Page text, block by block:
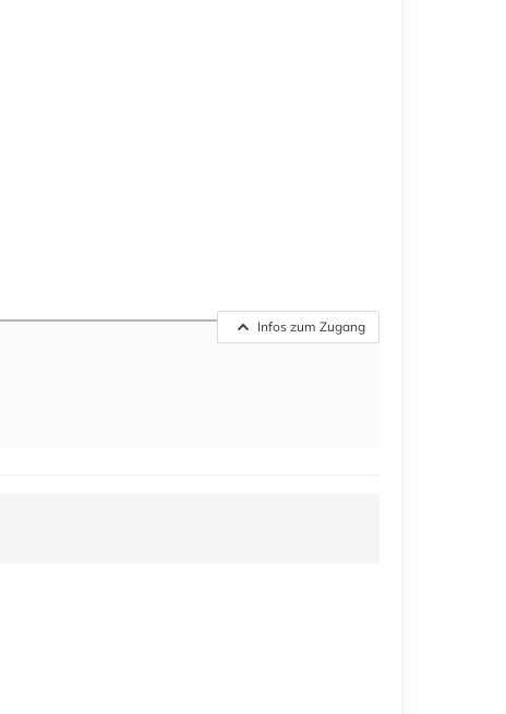
Infos zum Zugang